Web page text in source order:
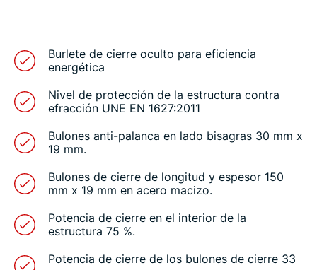
Burlete de cierre oculto para eficiencia
energética
Nivel de protección de la estructura contra
efracción UNE EN 1627:2011
Bulones anti-palanca en lado bisagras 30 mm x
19 mm.
Bulones de cierre de longitud y espesor 150
mm x 19 mm en acero macizo.
Potencia de cierre en el interior de la
estructura 75 %.
Potencia de cierre de los bulones de cierre 33